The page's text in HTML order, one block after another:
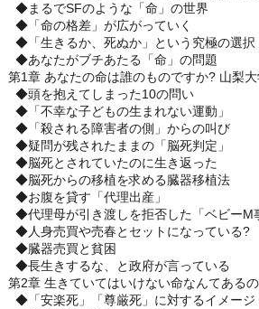
◆まるでSFのような「命」の世界
◆「命の格差」が広がっていく
◆「生きるか、死ぬか」という究極の選択
◆あなたがブチあたる「命」の問題
第1章 あなたの命は誰のものですか? 山梨
◆頭を抱えてしまった10の問い
◆「不幸な子どもの生まれない運動」
◆「殺される障害者の側」からの叫び
◆疑問が残されたままの「脳死判定」
◆脳死とされていたのに生き返った
◆脳死からの移植を求める臓器移植法
◆お腹を貸す「代理出産」
◆代理母が引き渡しを拒否した「ベビーM
◆人身売買や売春とセットになっている?
◆臓器売買と貧困
◆長生きするな、と政府が言っている
第2章 生きていてはいけない命なんてある
◆「安楽死」「尊厳死」に対するイメージ